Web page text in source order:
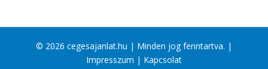
© 2026 cegesajanlat.hu | Minden jog fenntartva. |
Impresszum | Kapcsolat